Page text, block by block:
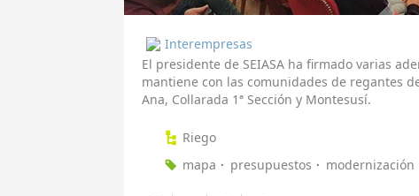
Interempresas
El presidente de SEIASA ha firmado varias
mantiene con las comunidades de regantes
Ana, Collarada 1ª Sección y Montesusí.
Riego
mapa
presupuestos modernización